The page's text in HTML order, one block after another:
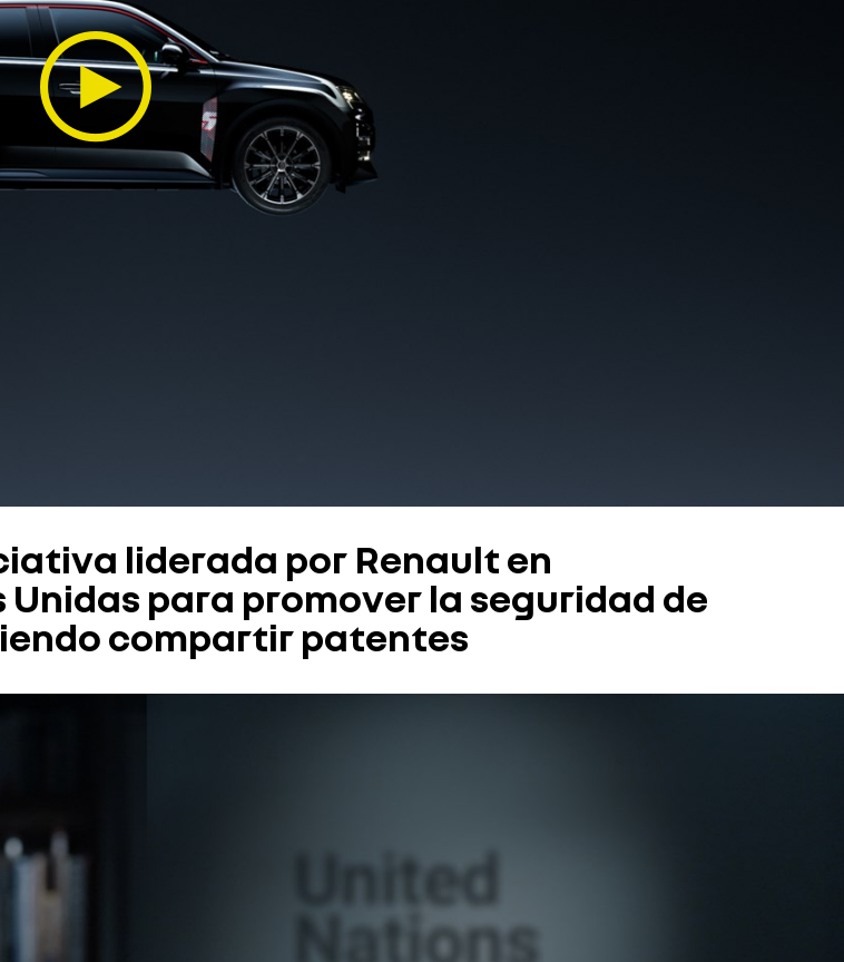
liderada por Renault en
para promover la seguridad de
compartir patentes